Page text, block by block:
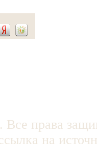
права
на